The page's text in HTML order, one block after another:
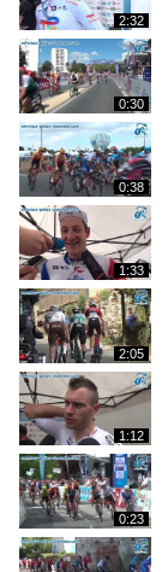
2:32
0:30
0:38
1:33
2:05
1:12
0:23